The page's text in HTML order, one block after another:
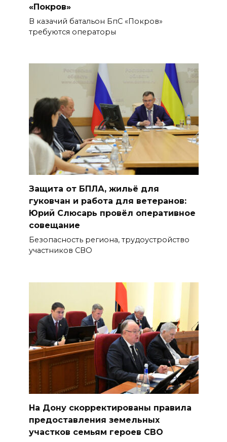
«Покров»
В казачий батальон БпС «Покров»
требуются операторы
Защита от БПЛА, жильё для
гуковчан и работа для ветеранов:
Юрий Слюсарь провёл оперативное
совещание
Безопасность региона, трудоустройство
участников СВО
На Дону скорректированы правила
предоставления земельных
участков семьям героев СВО